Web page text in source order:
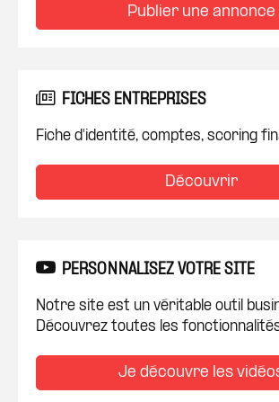
Publier une annonce
FICHES ENTREPRISES
Fiche d'identité, comptes, scoring
Découvrir
PERSONNALISEZ VOTRE SITE
Notre site est un véritable outil
Découvrez toutes les
Je découvre les